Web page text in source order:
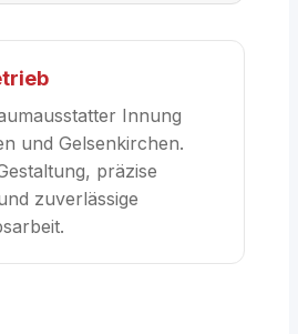
Innung
und Gelsenkirchen.
präzise
zuverlässige